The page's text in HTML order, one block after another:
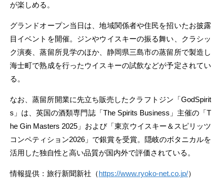
が楽しめる。
グランドオープン当日は、地域関係者や住民を招いたお披露
目イベントを開催。ジンやウイスキーの振る舞い、クラシッ
ク演奏、蒸留所見学のほか、静岡県三島市の蒸留所で製造し
海士町で熟成を行ったウイスキーの試飲などが予定されてい
る。
なお、蒸留所開業に先立ち販売したクラフトジン「GodSpirit
s」は、英国の酒類専門誌「The Spirits Business」主催の「T
he Gin Masters 2025」および「東京ウイスキー＆スピリッツ
コンペティション2026」で銀賞を受賞。隠岐のボタニカルを
活用した独自性と高い品質が国内外で評価されている。
情報提供：旅行新聞新社（https://www.ryoko-net.co.jp/）